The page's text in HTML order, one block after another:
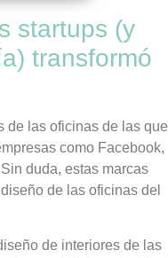
startups (y
transformó
de las oficinas de las que
como Facebook,
duda, estas marcas
de las oficinas del
de interiores de las